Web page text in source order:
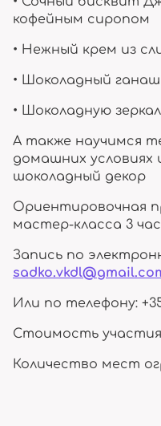
кофейным сиропом
• Нежный крем из
• Шоколадный ганаш
• Шоколадную
А также научимся
домашних условиях
шоколадный декор
Ориентировочная
мастер-класса 3
Запись по
Или по телефону:
Стоимость
Количество мест